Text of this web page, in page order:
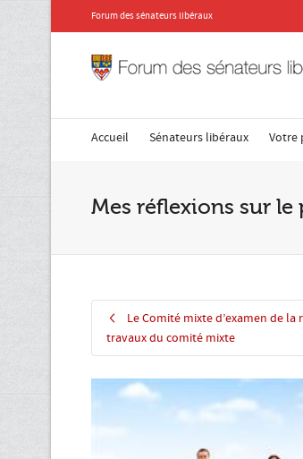
Forum des sénateurs libéraux
Accueil Sénateurs libéraux Votre
Mes réflexions sur
Le Comité mixte d’examen de
travaux du comité mixte